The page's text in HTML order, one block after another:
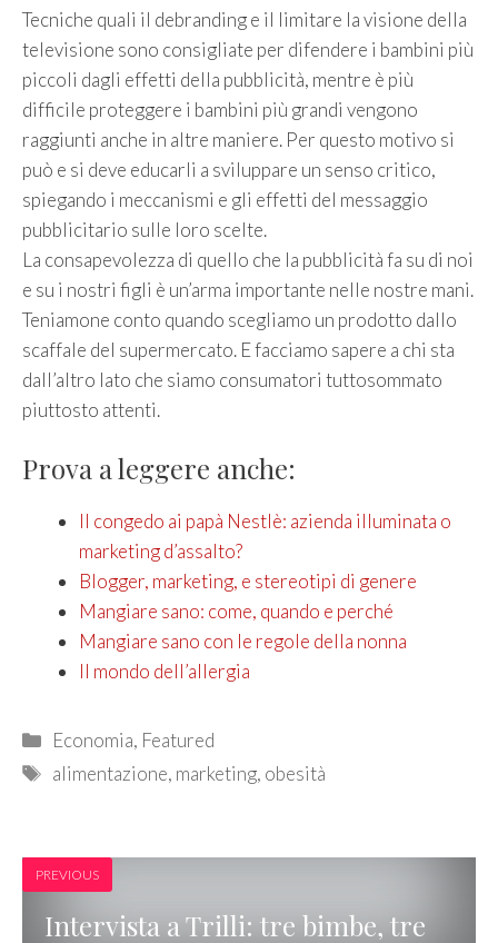
Tecniche quali il debranding e il limitare la visione della
televisione sono consigliate per difendere i bambini più
piccoli dagli effetti della pubblicità, mentre è più
difficile proteggere i bambini più grandi vengono
raggiunti anche in altre maniere. Per questo motivo si
può e si deve educarli a sviluppare un senso critico,
spiegando i meccanismi e gli effetti del messaggio
pubblicitario sulle loro scelte.
La consapevolezza di quello che la pubblicità fa su di noi
e su i nostri figli è un’arma importante nelle nostre mani.
Teniamone conto quando scegliamo un prodotto dallo
scaffale del supermercato. E facciamo sapere a chi sta
dall’altro lato che siamo consumatori tuttosommato
piuttosto attenti.
Prova a leggere anche:
Il congedo ai papà Nestlè: azienda illuminata o
marketing d’assalto?
Blogger, marketing, e stereotipi di genere
Mangiare sano: come, quando e perché
Mangiare sano con le regole della nonna
Il mondo dell’allergia
Categories
Economia, Featured
Tags
alimentazione, marketing, obesità
PREVIOUS
Intervista a Trilli: tre bimbe, tre